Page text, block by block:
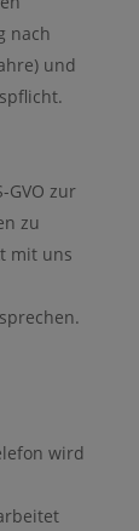
nach
und
GVO zur
zu
mit uns
wird